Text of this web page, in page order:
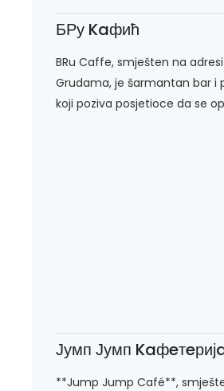
БРу Kaфић
BRu Caffe, smješten na
Grudama, je šarmantan bar i
koji poziva posjetioce da se
Јумп Јумп
**Jump Jump Café**,